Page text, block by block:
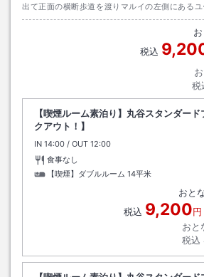
出て正面の横断歩道を渡りマルイの左側にある
りを真っ直ぐに約４００ｍくらいの左側にあり
税込
税
【喫煙ルーム素泊り】丸谷スタンダー
クアウト！】
IN チェックイン
14:00 / OUT チェックアウト
12:00
食事なし
【喫煙】ダブルルーム 14平米
おと
税込 9,200円
おと
税込